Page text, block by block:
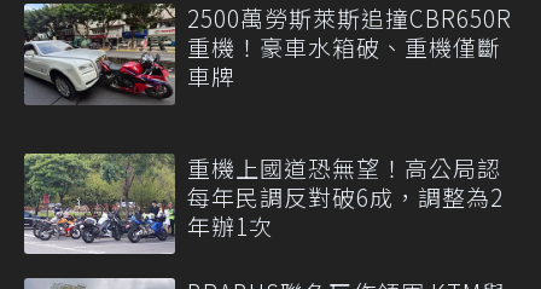
2500萬勞斯萊斯追撞CBR650R
重機！豪車水箱破、重機僅斷
車牌
重機上國道恐無望！高公局認
每年民調反對破6成，調整為2
年辦1次